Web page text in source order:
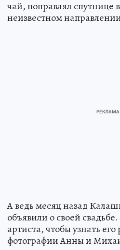
чай, поправлял спутнице
неизвестном
А ведь месяц назад
объявили о своей
артиста, чтобы узнать
фотографии Анны и